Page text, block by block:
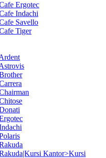
Ergotec
Indachi
Savello
Tiger
Kantor>Kursi